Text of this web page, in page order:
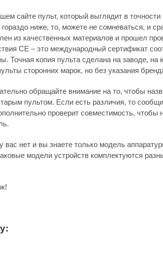
сайте пульт, который выглядит в точности
ниже, то, можете не сомневаться, и
из качественных материалов и прошел
СЕ – это международный сертификат
Точная копия пульта сделана на заводе, на
сторонних марок, но без указания
обращайте внимание на то, чтобы
пультом. Если есть различия, то
проверит совместимость, чтобы
вас нет и вы знаете только модель
модели устройств комплектуются